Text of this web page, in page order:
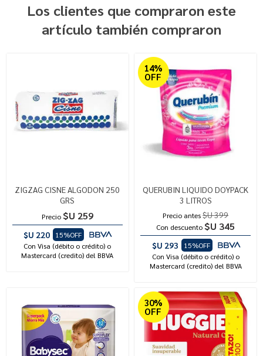
Los clientes que compraron este
artículo también compraron
ZIGZAG CISNE ALGODON 250
GRS
Precio $U 259
$U 220
15%OFF
Con Visa (débito o crédito) o
Mastercard (credito) del BBVA
14%
OFF
QUERUBIN LIQUIDO DOYPACK
3 LITROS
Precio antes$U 399
Con descuento $U 345
$U 293
15%OFF
Con Visa (débito o crédito) o
Mastercard (credito) del BBVA
30%
OFF